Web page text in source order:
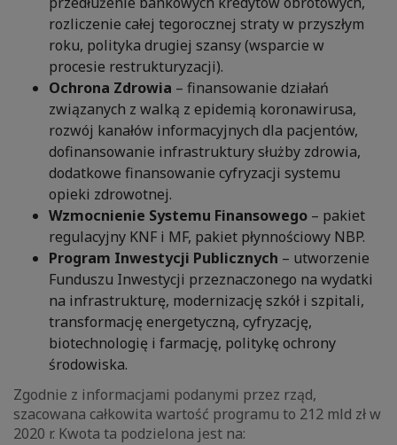
rozliczenie całej tegorocznej straty w przyszłym
roku, polityka drugiej szansy (wsparcie w
procesie restrukturyzacji).
Ochrona Zdrowia – finansowanie działań
związanych z walką z epidemią koronawirusa,
rozwój kanałów informacyjnych dla pacjentów,
dofinansowanie infrastruktury służby zdrowia,
dodatkowe finansowanie cyfryzacji systemu
opieki zdrowotnej.
Wzmocnienie Systemu Finansowego – pakiet
regulacyjny KNF i MF, pakiet płynnościowy NBP.
Program Inwestycji Publicznych – utworzenie
Funduszu Inwestycji przeznaczonego na wydatki
na infrastrukturę, modernizację szkół i szpitali,
transformację energetyczną, cyfryzację,
biotechnologię i farmację, politykę ochrony
środowiska.
Zgodnie z informacjami podanymi przez rząd,
szacowana całkowita wartość programu to 212 mld zł w
2020 r. Kwota ta podzielona jest na: